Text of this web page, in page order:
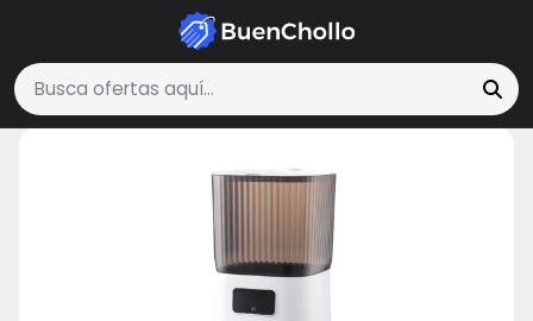
Buscar ofertas
Mascotas Comedero Automático WiFi para Mascotas 5L,